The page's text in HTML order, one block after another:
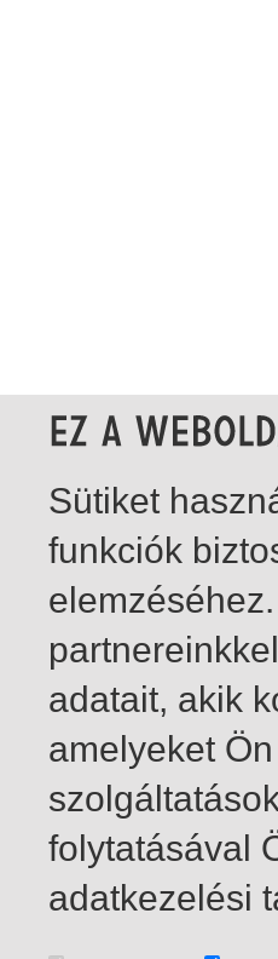
1-2 / total 2 hit
Sütiket
funkciók
adatait, akik
amelyeket
folytatásával
adatkezelési